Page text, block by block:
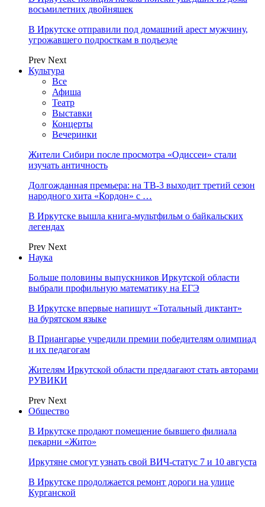
восьмилетних двойняшек
В Иркутске отправили под домашний арест мужчину,
угрожавшего подросткам в подъезде
Prev Next
Культура
Все
Афиша
Театр
Выставки
Концерты
Вечеринки
Жители Сибири после просмотра «Одиссеи» стали
изучать античность
Долгожданная премьера: на ТВ-3 выходит третий сезон
народного хита «Кордон» с …
В Иркутске вышла книга-мультфильм о байкальских
легендах
Prev Next
Наука
Больше половины выпускников Иркутской области
выбрали профильную математику на ЕГЭ
В Иркутске впервые напишут «Тотальный диктант»
на бурятском языке
В Приангарье учредили премии победителям олимпиад
и их педагогам
Жителям Иркутской области предлагают стать авторами
РУВИКИ
Prev Next
Общество
В Иркутске продают помещение бывшего филиала
пекарни «Жито»
Иркутяне смогут узнать свой ВИЧ-статус 7 и 10 августа
В Иркутске продолжается ремонт дороги на улице
Курганской